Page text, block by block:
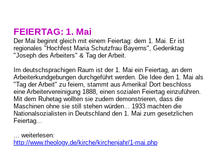
FEIERTAG: 1. Mai
Der Mai beginnt gleich mit einem Feiertag: dem 1. Mai. Er ist
regionales "Hochfest Maria Schutzfrau Bayerns", Gedenktag
"Joseph des Arbeiters" & Tag der Arbeit.
Im deutschsprachigen Raum ist der 1. Mai ein Feiertag, an dem
Arbeiterkundgebungen durchgeführt werden. Die Idee den 1. Mai als
"Tag der Arbeit" zu feiern, stammt aus Amerika! Dort beschloss
eine Arbeitervereinigung 1888, einen sozialen Feiertag einzuführen.
Mit dem Ruhetag wollten sie zudem demonstrieren, dass die
Maschinen ohne sie still stehen würden... 1933 machten die
Nationalsozialisten in Deutschland den 1. Mai zum gesetzlichen
Feiertag...
... weiterlesen:
http://www.theology.de/kirche/kirchenjahr/1-mai.php